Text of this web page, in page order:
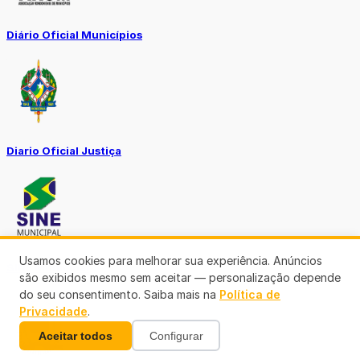
Diário Oficial Municípios
Diario Oficial Justiça
SINE Municipal
Usamos cookies para melhorar sua experiência. Anúncios
são exibidos mesmo sem aceitar — personalização depende
do seu consentimento. Saiba mais na Política de
Privacidade.
Aceitar todos Configurar